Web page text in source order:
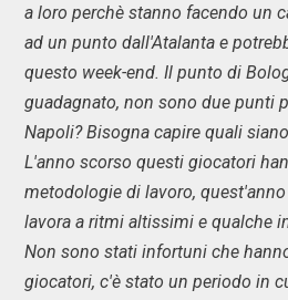
a loro perchè stanno facendo un
ad un punto dall'Atalanta e
questo week-end. Il punto di
guadagnato, non sono due punti
Napoli? Bisogna capire quali
L'anno scorso questi giocatori
metodologie di lavoro,
lavora a ritmi altissimi e qualche
Non sono stati infortuni che
giocatori, c'è stato un periodo in